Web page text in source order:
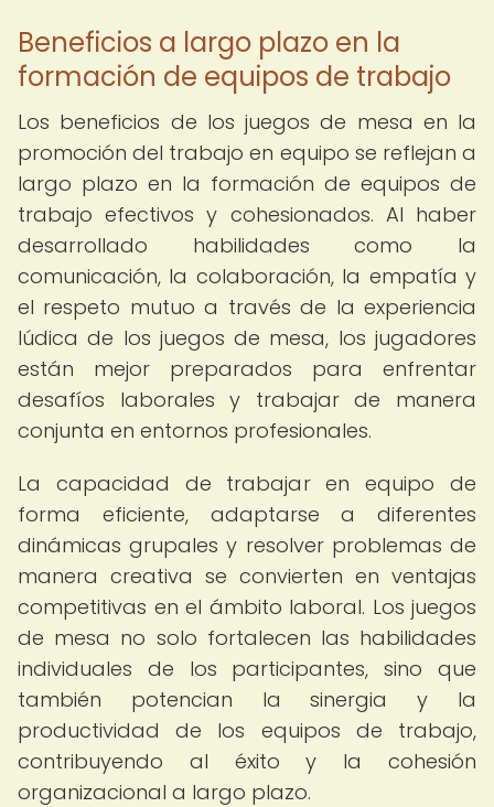
Beneficios a largo plazo en la
formación de equipos de trabajo
Los beneficios de los juegos de mesa en la
promoción del trabajo en equipo se reflejan a
largo plazo en la formación de equipos de
trabajo efectivos y cohesionados. Al haber
desarrollado habilidades como la
comunicación, la colaboración, la empatía y
el respeto mutuo a través de la experiencia
lúdica de los juegos de mesa, los jugadores
están mejor preparados para enfrentar
desafíos laborales y trabajar de manera
conjunta en entornos profesionales.
La capacidad de trabajar en equipo de
forma eficiente, adaptarse a diferentes
dinámicas grupales y resolver problemas de
manera creativa se convierten en ventajas
competitivas en el ámbito laboral. Los juegos
de mesa no solo fortalecen las habilidades
individuales de los participantes, sino que
también potencian la sinergia y la
productividad de los equipos de trabajo,
contribuyendo al éxito y la cohesión
organizacional a largo plazo.